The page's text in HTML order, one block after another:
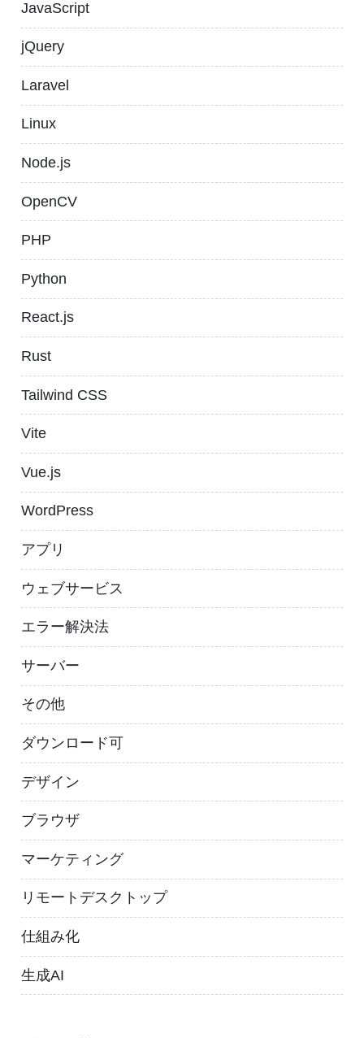
JavaScript
jQuery
Laravel
Linux
Node.js
OpenCV
PHP
Python
React.js
Rust
Tailwind CSS
Vite
Vue.js
WordPress
アプリ
ウェブサービス
エラー解決法
サーバー
その他
ダウンロード可
デザイン
ブラウザ
マーケティング
リモートデスクトップ
仕組み化
生成AI